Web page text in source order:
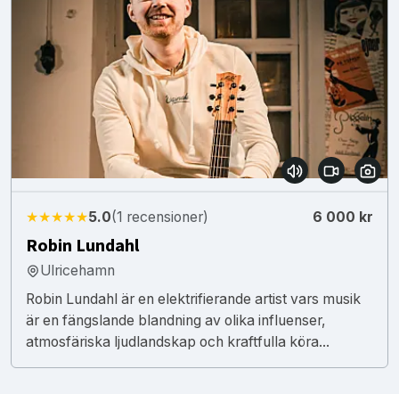
★★★★★5.0(1 recensioner) 6 000 kr
Robin Lundahl
Ulricehamn
Robin Lundahl är en elektrifierande artist vars musik
är en fängslande blandning av olika influenser,
atmosfäriska ljudlandskap och kraftfulla köra...